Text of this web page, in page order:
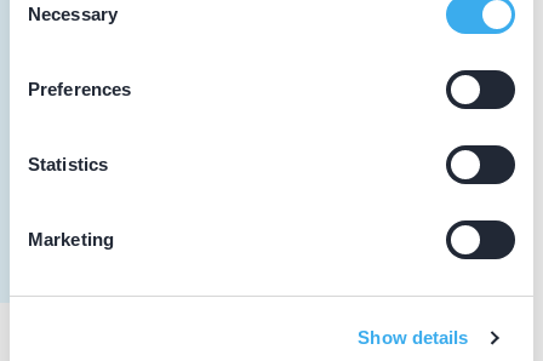
Selection
Necessary
Preferences
Statistics
Marketing
Show details
IQual groep 144